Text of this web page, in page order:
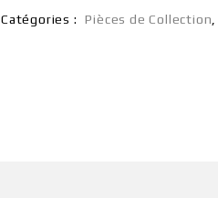
Catégories :
Pièces de Collection